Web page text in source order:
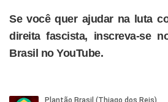
Se você quer ajudar na luta
direita fascista, inscreva-se
Brasil no YouTube.